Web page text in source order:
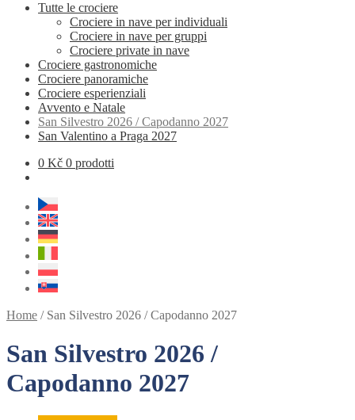
Tutte le crociere
Crociere in nave per individuali
Crociere in nave per gruppi
Crociere private in nave
Crociere gastronomiche
Crociere panoramiche
Crociere esperienziali
Avvento e Natale
San Silvestro 2026 / Capodanno 2027
San Valentino a Praga 2027
0 Kč 0 prodotti
Home / San Silvestro 2026 / Capodanno 2027
San Silvestro 2026 /
Capodanno 2027